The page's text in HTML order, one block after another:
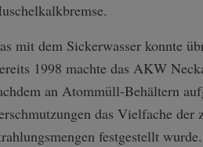
mit dem Sickerwasser konnte
1998 machte das AKW
an Atommüll-Behältern
das Vielfache der
festgestellt